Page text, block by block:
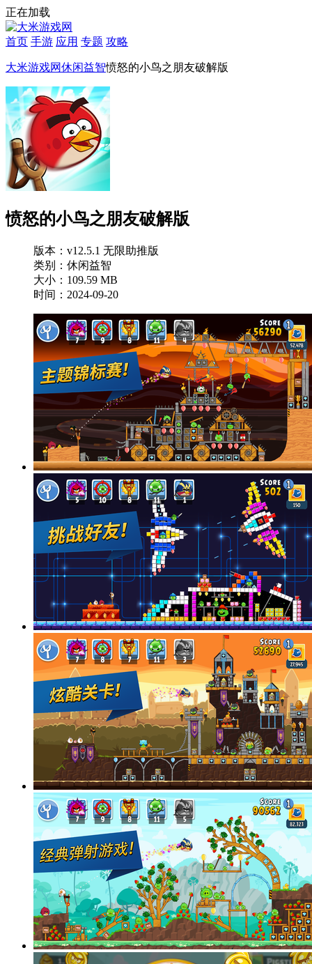
正在加载
首页 手游 应用 专题 攻略
大米游戏网休闲益智愤怒的小鸟之朋友破解版
愤怒的小鸟之朋友破解版
版本：v12.5.1 无限助推版
类别：休闲益智
大小：109.59 MB
时间：2024-09-20